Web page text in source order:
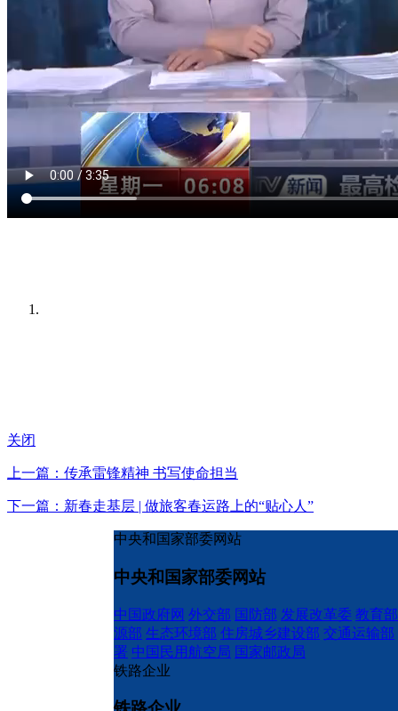
关闭
上一篇：传承雷锋精神 书写使命担当
下一篇：新春走基层 | 做旅客春运路上的“贴心人”
中央和国家部委网站
中央和国家部委网站
中国政府网 外交部 国防部 发展改革委 教育部
源部 生态环境部 住房城乡建设部 交通运输部
署 中国民用航空局 国家邮政局
铁路企业